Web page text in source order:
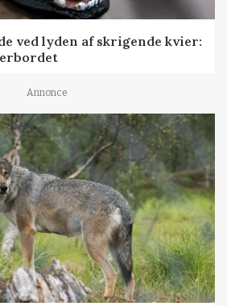
ved lyden af skrigende kvier:
Annonce